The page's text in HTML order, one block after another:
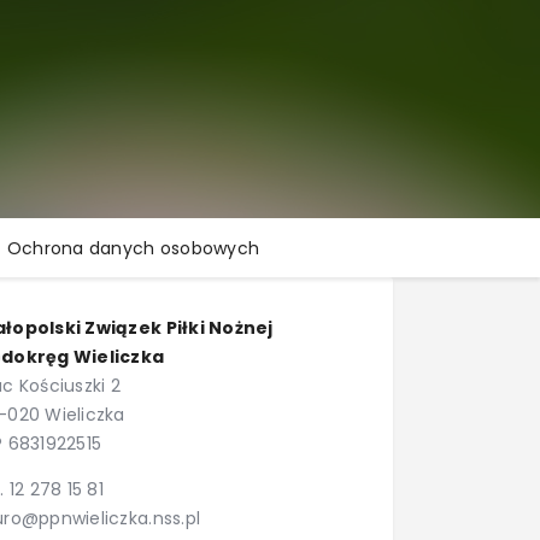
Ochrona danych osobowych
Związek Piłki Nożnej
Wieliczka
Kościuszki 2
020 Wieliczka
6831922515
12 278 15 81